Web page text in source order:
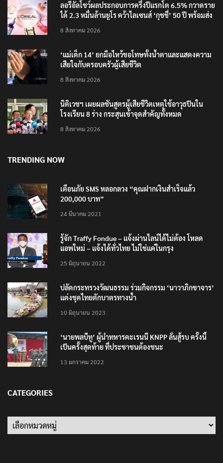
ลอรีอัลโชว์ผลประกอบการครึ่งปีแรกโต 6.5% กวาดราย
ได้ 2.3 หมื่นล้านยูโร คว้าไลเซนส์ ‘กุชชี่’ 50 ปี พร้อมส่ง
8 สิงหาคม 2026
‘แม่เด็ก 14’ ยกมือไหว้ขอโทษทั้งน้ำตาและแสดงความ
เสียใจกับครอบครัวผู้เสียชีวิต
8 สิงหาคม 2026
นิติเวชฯ เผยผลชันสูตรผู้เสียชีวิตเหตุใช้อาวุธปืนใน
โรงเรียน 8 ร่าง กระสุนเข้าจุดสำคัญทั้งหมด
8 สิงหาคม 2026
TRENDING NOW
เตือนภัย SMS หลอกลวง “คุณฝากเงินสำเร็จแล้ว
200,000 บาท”
24 มีนาคม 2021
รู้จัก Traffy Fondue – แจ้งผ่านไลน์ได้ไม่ต้อง โหลด
แอพใหม่ – แจ้งได้ทั่วไทย ไม่ใช่แค่ในกรุง
25 มิถุนายน 2022
ปลัดกระทรวงวัฒนธรรม ร่วมกิจกรรม ‘นาวาภิกขาจาร’
แต่งชุดไทยตักบาตรทางน้ำ
10 มิถุนายน 2023
‘นายพลบีทู’ ผู้นำทหารคะเรนนี KNPP ลั่นสู้รบ ครั้งนี้
เป็นครั้งสุดท้าย ที่ประชาชนต้องชนะ
13 มกราคม 2022
CATEGORIES
Categories